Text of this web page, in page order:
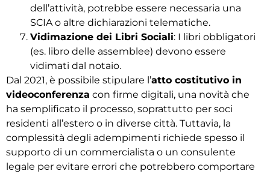
dell’attività, potrebbe essere necessaria una
SCIA o altre dichiarazioni telematiche.
Vidimazione dei Libri Sociali: I libri obbligatori
(es. libro delle assemblee) devono essere
vidimati dal notaio.
Dal 2021, è possibile stipulare l’atto costitutivo in
videoconferenza con firme digitali, una novità che
ha semplificato il processo, soprattutto per soci
residenti all’estero o in diverse città. Tuttavia, la
complessità degli adempimenti richiede spesso il
supporto di un commercialista o un consulente
legale per evitare errori che potrebbero comportare